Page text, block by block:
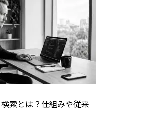
索とは？仕組みや従来